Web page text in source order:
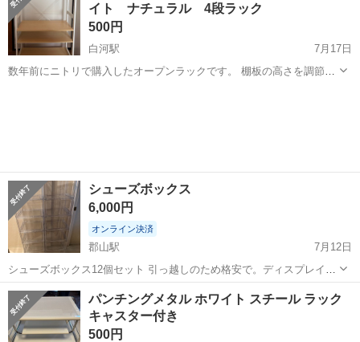
イト ナチュラル 4段ラック
500円
白河駅
7月17日
数年前にニトリで購入したオープンラックです。 棚板の高さを調節で
シューズボックス
6,000円
オンライン決済
郡山駅
7月12日
シューズボックス12個セット 引っ越しのため格安で。ディスプレイが
メインだったので綺麗です。
福島 郡山市 収納家具 シューズボックス
パンチングメタル ホワイト スチール ラック
キャスター付き
500円